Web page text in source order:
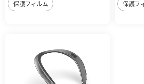
保護フィルム 保護フ